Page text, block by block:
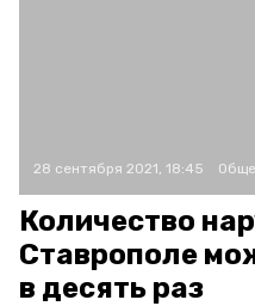
28 сентября 2021, 18:45
Количество
Ставрополе
в десять раз